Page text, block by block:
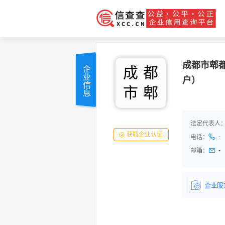
成 都
市 郫
获取企业认证
成都市郫
户）
法定代表人
电话：
-
邮箱： -
企业服
企业信息